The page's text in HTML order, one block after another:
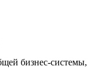
бизнес-системы,